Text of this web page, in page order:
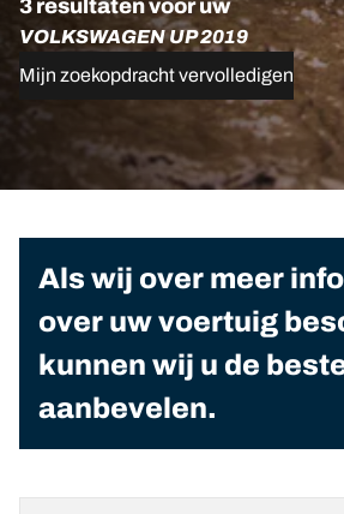
3 resultaten voor uw
VOLKSWAGEN UP 2019
Mijn zoekopdracht vervolledigen
Als wij over meer
over uw voertuig
kunnen wij u de
aanbevelen.